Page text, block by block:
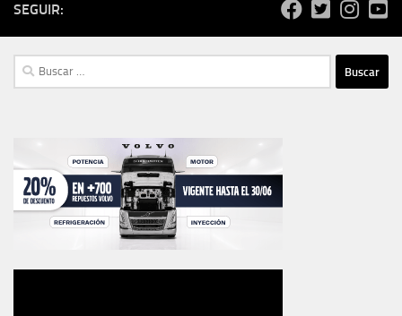
SEGUIR:
Buscar: